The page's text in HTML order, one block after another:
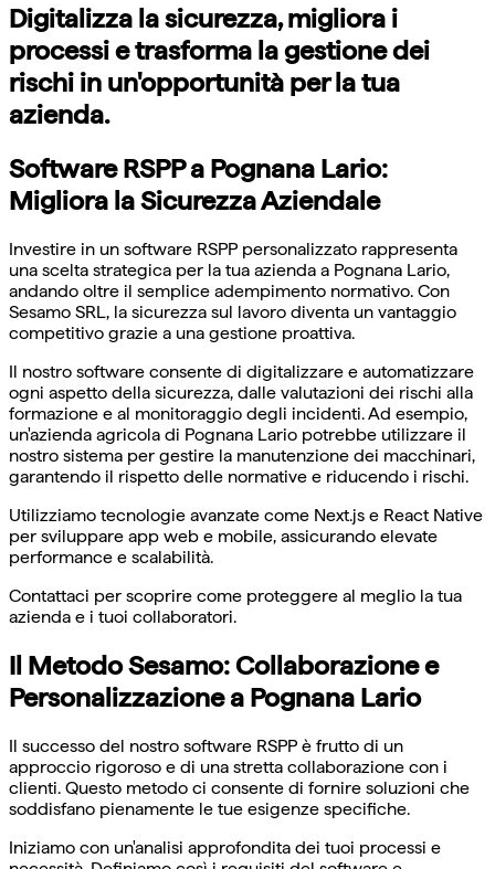
Digitalizza la sicurezza, migliora i
processi e trasforma la gestione dei
rischi in un'opportunità per la tua
azienda.
Software RSPP a Pognana Lario:
Migliora la Sicurezza Aziendale
Investire in un software RSPP personalizzato rappresenta
una scelta strategica per la tua azienda a Pognana Lario,
andando oltre il semplice adempimento normativo. Con
Sesamo SRL, la sicurezza sul lavoro diventa un vantaggio
competitivo grazie a una gestione proattiva.
Il nostro software consente di digitalizzare e automatizzare
ogni aspetto della sicurezza, dalle valutazioni dei rischi alla
formazione e al monitoraggio degli incidenti. Ad esempio,
un'azienda agricola di Pognana Lario potrebbe utilizzare il
nostro sistema per gestire la manutenzione dei macchinari,
garantendo il rispetto delle normative e riducendo i rischi.
Utilizziamo tecnologie avanzate come Next.js e React Native
per sviluppare app web e mobile, assicurando elevate
performance e scalabilità.
Contattaci per scoprire come proteggere al meglio la tua
azienda e i tuoi collaboratori.
Il Metodo Sesamo: Collaborazione e
Personalizzazione a Pognana Lario
Il successo del nostro software RSPP è frutto di un
approccio rigoroso e di una stretta collaborazione con i
clienti. Questo metodo ci consente di fornire soluzioni che
soddisfano pienamente le tue esigenze specifiche.
Iniziamo con un'analisi approfondita dei tuoi processi e